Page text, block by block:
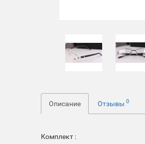
Описание Отзывы0
Комплект :